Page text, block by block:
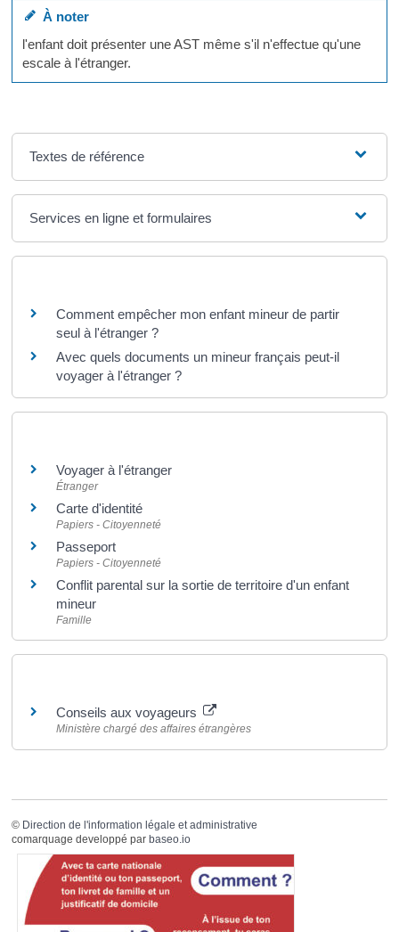
À noter
l'enfant doit présenter une AST même s'il n'effectue qu'une
escale à l'étranger.
Textes de référence
Services en ligne et formulaires
Comment empêcher mon enfant mineur de partir
seul à l'étranger ?
Avec quels documents un mineur français peut-il
voyager à l'étranger ?
Voyager à l'étranger
Étranger
Carte d'identité
Papiers - Citoyenneté
Passeport
Papiers - Citoyenneté
Conflit parental sur la sortie de territoire d'un enfant
mineur
Famille
Conseils aux voyageurs
Ministère chargé des affaires étrangères
© Direction de l'information légale et administrative
comarquage developpé par baseo.io